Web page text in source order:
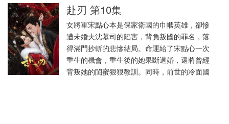
赴刃 第10集
女將軍宋點心本是保家衛國的巾幗英雄，卻慘
遭未婚夫沈慕司的陷害，背負叛國的罪名，落
得滿門抄斬的悲慘結局。命運給了宋點心一次
重生的機會，重生後的她果斷退婚，還將曾經
背叛她的閨蜜狠狠教訓。同時，前世的冷面國